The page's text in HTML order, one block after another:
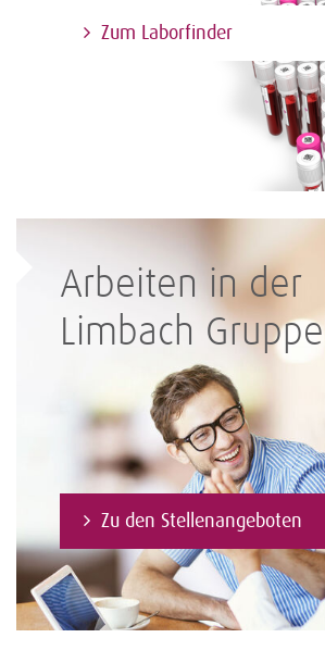
Zum Laborfinder
Arbeiten in der
Limbach Gruppe
Zu den Stellenangeboten